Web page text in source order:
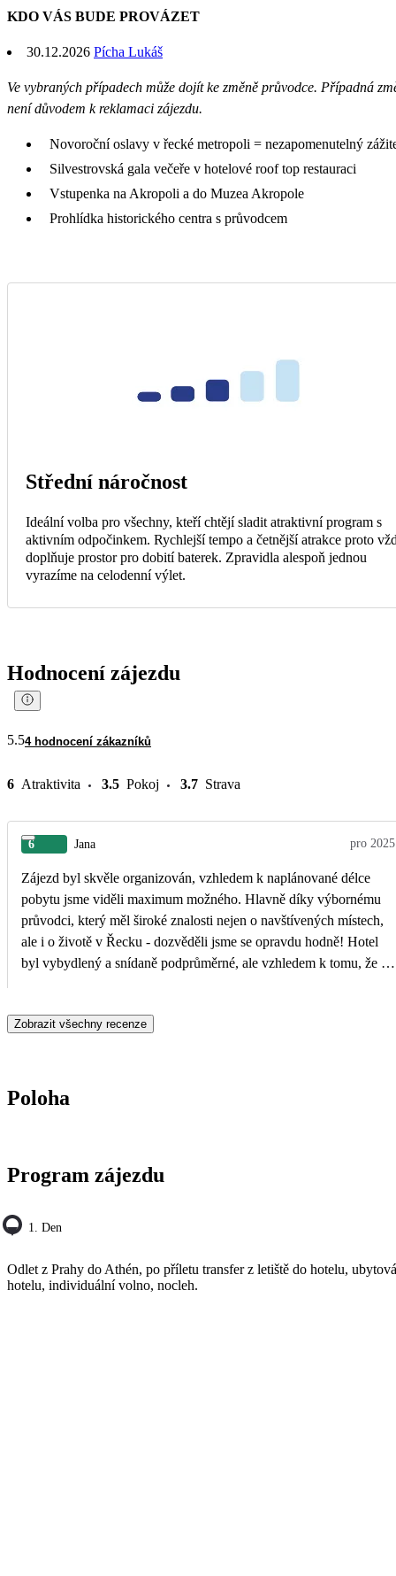
KDO VÁS BUDE PROVÁZET
30.12.2026 Pícha Lukáš
Ve vybraných případech může dojít ke změně průvodce. Případná
není důvodem k reklamaci zájezdu.
Novoroční oslavy v řecké metropoli = nezapomenutelný
Silvestrovská gala večeře v hotelové roof top restauraci
Vstupenka na Akropoli a do Muzea Akropole
Prohlídka historického centra s průvodcem
Střední náročnost
Ideální volba pro všechny, kteří chtějí sladit atraktivní program s
aktivním odpočinkem. Rychlejší tempo a četnější atrakce proto
doplňuje prostor pro dobití baterek. Zpravidla alespoň jednou
vyrazíme na celodenní výlet.
Hodnocení zájezdu
5.54 hodnocení zákazníků
6 Atraktivita 3.5 Pokoj 3.7 Strava
6 Jana pro 2025
Zájezd byl skvěle organizován, vzhledem k naplánované délce
pobytu jsme viděli maximum možného. Hlavně díky výbornému
průvodci, který měl široké znalosti nejen o navštívených místech,
ale i o životě v Řecku - dozvěděli jsme se opravdu hodně! Hotel
byl vybydlený a snídaně podprůměrné, ale vzhledem k tomu, že to
Zobrazit všechny recenze
Poloha
Program zájezdu
1. Den
Odlet z Prahy do Athén, po příletu transfer z letiště do hotelu,
hotelu, individuální volno, nocleh.